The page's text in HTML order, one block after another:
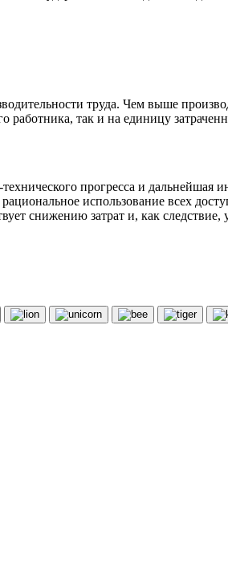
труда. Чем выше
работника, так и на единицу
прогресса и дальнейшая
использование всех
снижению затрат и, как